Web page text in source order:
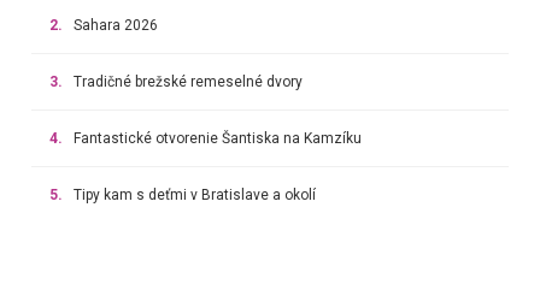
2. Sahara 2026
3. Tradičné brežské remeselné dvory
4. Fantastické otvorenie Šantiska na Kamzíku
5. Tipy kam s deťmi v Bratislave a okolí